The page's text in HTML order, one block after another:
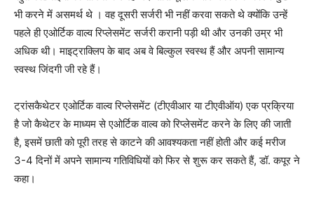
भी करने में असमर्थ थे । वह दूसरी सर्जरी भी नहीं करवा सकते थे क्योंकि उन्हें
पहले ही एओर्टिक वाल्व रिप्लेसमेंट सर्जरी करानी पड़ी थी और उनकी उम्र भी
अधिक थी। माइट्राक्लिप के बाद अब वे बिल्कुल स्वस्थ हैं और अपनी सामान्य
स्वस्थ जिंदगी जी रहे हैं।
ट्रांसकैथेटर एओर्टिक वाल्व रिप्लेसमेंट (टीएवीआर या टीएवीऑय) एक प्रक्रिया
है जो कैथेटर के माध्यम से एओर्टिक वाल्व को रिप्लेसमेंट करने के लिए की जाती
है, इसमें छाती को पूरी तरह से काटने की आवश्यकता नहीं होती और कई मरीज
3-4 दिनों में अपने सामान्य गतिविधियों को फिर से शुरू कर सकते हैं, डॉ. कपूर ने
कहा।